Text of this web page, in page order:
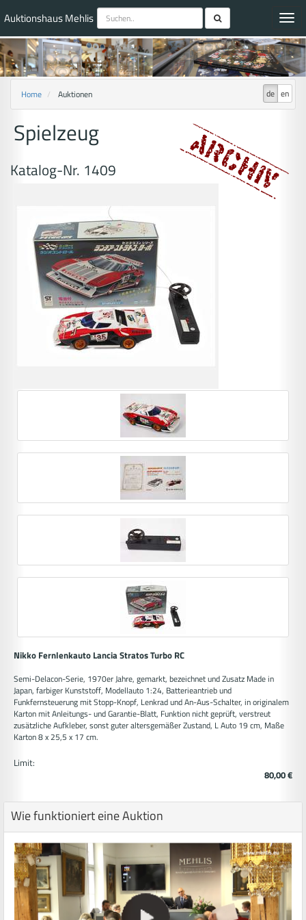
Auktionshaus Mehlis
de en
Home Auktionen
Spielzeug
Katalog-Nr. 1409
Nikko Fernlenkauto Lancia Stratos Turbo RC
Semi-Delacon-Serie, 1970er Jahre, gemarkt, bezeichnet und Zusatz Made in
Japan, farbiger Kunststoff, Modellauto 1:24, Batterieantrieb und
Funkfernsteuerung mit Stopp-Knopf, Lenkrad und An-Aus-Schalter, in originalem
Karton mit Anleitungs- und Garantie-Blatt, Funktion nicht geprüft, verstreut
zusätzliche Aufkleber, sonst guter altersgemäßer Zustand, L Auto 19 cm, Maße
Karton 8 x 25,5 x 17 cm.
Limit:
80,00 €
Wie funktioniert eine Auktion